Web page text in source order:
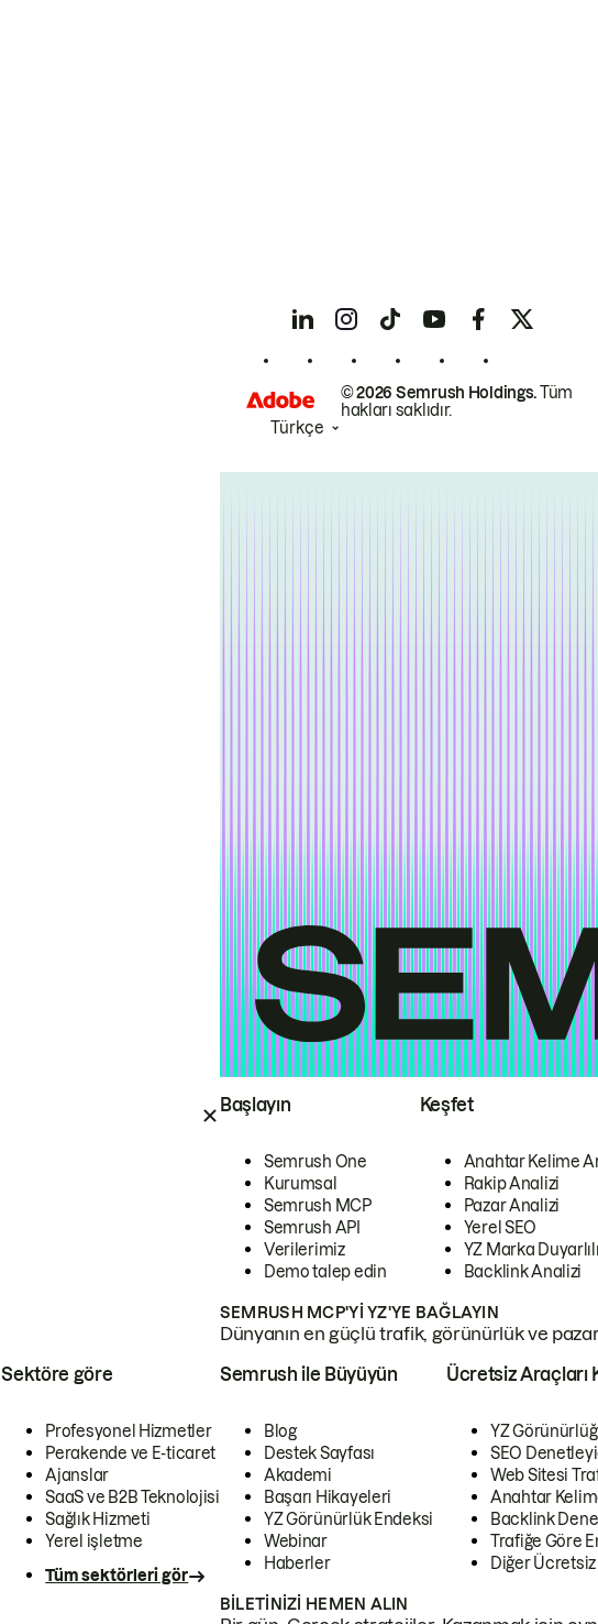
Başlayın
Semrush One
Kurumsal
Semrush MCP
Semrush API
Verilerimiz
Demo talep edin
Keşfet
Anahtar Kelime
Rakip Analizi
Pazar Analizi
Yerel SEO
YZ Marka
Backlink Analizi
SEMRUSH MCP'YI YZ'YE BAĞLAYIN
Dünyanın en güçlü trafik, görünürlük ve
Sektöre göre
Profesyonel Hizmetler
Perakende ve E-ticaret
Ajanslar
SaaS ve B2B Teknolojisi
Sağlık Hizmeti
Yerel işletme
Tüm sektörleri gör
Semrush ile Büyüyün
Blog
Destek Sayfası
Akademi
Başarı Hikayeleri
YZ Görünürlük Endeksi
Webinar
Haberler
Ücretsiz Araçları
YZ
SEO
Web Sitesi
Anahtar
Backlink
Trafiğe Göre
Diğer
BILETINIZI HEMEN ALIN
© 2026 Semrush Holdings.Tüm
hakları saklıdır.
Türkçe